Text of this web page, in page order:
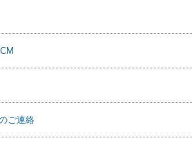
ご連絡